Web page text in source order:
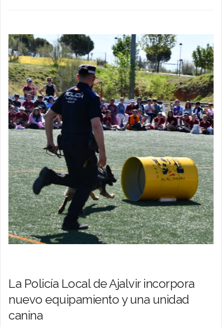
La Policía Local de Ajalvir incorpora
nuevo equipamiento y una unidad
canina